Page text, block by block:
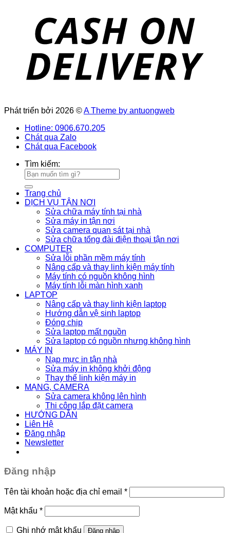
Phát triển bởi 2026 ©A Theme by antuongweb
Hotline: 0906.670.205
Chát qua Zalo
Chát qua Facebook
Tìm kiếm:
Trang chủ
DỊCH VỤ TẬN NƠI
Sửa chữa máy tính tại nhà
Sửa máy in tận nơi
Sửa camera quan sát tại nhà
Sửa chữa tổng đài điện thoại tận nơi
COMPUTER
Sửa lỗi phần mềm máy tính
Nâng cấp và thay linh kiện máy tính
Máy tính có nguồn không hình
Máy tính lỗi màn hình xanh
LAPTOP
Nâng cấp và thay linh kiện laptop
Hướng dẫn vệ sinh laptop
Đóng chip
Sửa laptop mất nguồn
Sửa laptop có nguồn nhưng không hình
MÁY IN
Nạp mực in tận nhà
Sửa máy in không khởi động
Thay thế linh kiện máy in
MẠNG, CAMERA
Sửa camera không lên hình
Thi công lắp đặt camera
HƯỚNG DẪN
Liên Hệ
Đăng nhập
Newsletter
Đăng nhập
Tên tài khoản hoặc địa chỉ email *
Mật khẩu *
Ghi nhớ mật khẩu Đăng nhập